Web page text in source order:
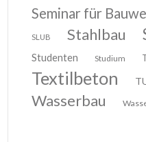
Seminar für
SLUB Stahlbau
Studenten Studium
Textilbeton
Wasserbau